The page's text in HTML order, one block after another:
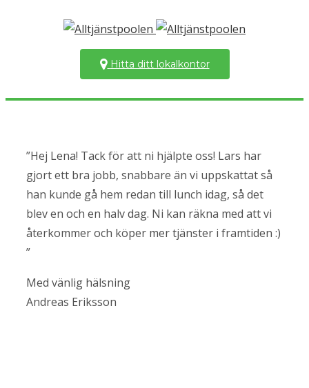
Hitta ditt lokalkontor
”Hej Lena! Tack för att ni hjälpte oss! Lars har
gjort ett bra jobb, snabbare än vi uppskattat så
han kunde gå hem redan till lunch idag, så det
blev en och en halv dag. Ni kan räkna med att vi
återkommer och köper mer tjänster i framtiden :)
”
Med vänlig hälsning
Andreas Eriksson